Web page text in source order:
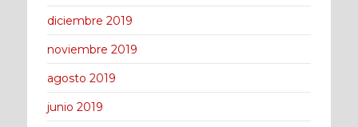
diciembre 2019
noviembre 2019
agosto 2019
junio 2019